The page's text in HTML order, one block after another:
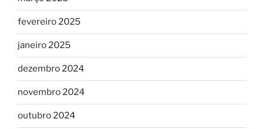
fevereiro 2025
janeiro 2025
dezembro 2024
novembro 2024
outubro 2024